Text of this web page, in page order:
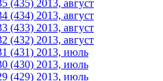
(435) 2013, август
(434) 2013, август
(433) 2013, август
(432) 2013, август
(431) 2013, июль
(430) 2013, июль
(429) 2013, июль